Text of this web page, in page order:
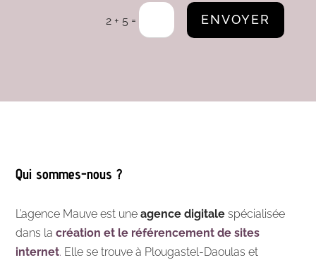
2 + 5 = ENVOYER
Qui sommes-nous ?
L’agence Mauve est uneagence digitale spécialisée
dans lacréation et le référencement de sites
internet. Elle se trouve à Plougastel-Daoulas et